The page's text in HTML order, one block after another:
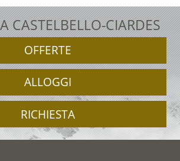
CASTELBELLO-CIARDES
OFFERTE
ALLOGGI
RICHIESTA